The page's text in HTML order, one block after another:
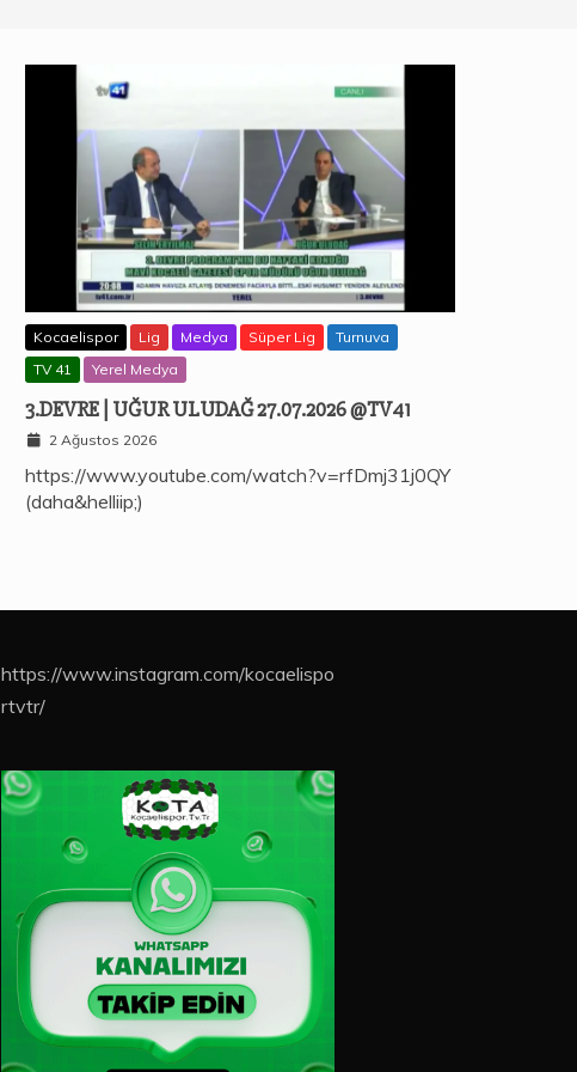
Kocaelispor Lig Medya Süper Lig
Turnuva
TV 41
Yerel Medya
3.DEVRE | UĞUR ULUDAĞ 27.07.2026 @TV41
2 Ağustos 2026
https://www.youtube.com/watch?v=rfDmj31j0QY
(daha&helliip;)
https://www.instagram.com/kocaelispo
rtvtr/